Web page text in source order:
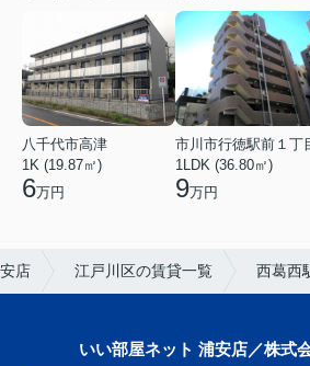
八千代市高津
1K (19.87㎡)
6万円
市川市行徳駅前１丁
1LDK (36.80㎡)
9万円
店 江戸川区の賃貸一覧 西葛西
いい部屋ネット 浦安店／株式